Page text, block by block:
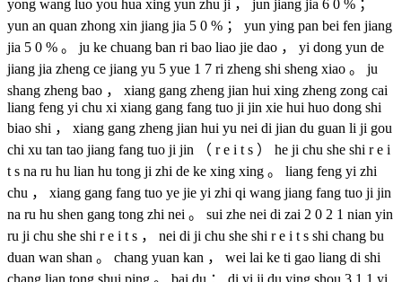
yong wang luo you hua xing yun zhu ji ， jun jiang jia 6 0 % ；
yun an quan zhong xin jiang jia 5 0 % ； yun ying pan bei fen jiang
jia 5 0 % 。 ju ke chuang ban ri bao liao jie dao ， yi dong yun de
jiang jia zheng ce jiang yu 5 yue 1 7 ri zheng shi sheng xiao 。 ju
shang zheng bao ， xiang gang zheng jian hui xing zheng zong cai
liang feng yi chu xi xiang gang fang tuo ji jin xie hui huo dong shi
biao shi ， xiang gang zheng jian hui yu nei di jian du guan li ji gou
chi xu tan tao jiang fang tuo ji jin （ r e i t s ） he ji chu she shi r e i
t s na ru hu lian hu tong ji zhi de ke xing xing 。 liang feng yi zhi
chu ， xiang gang fang tuo ye jie yi zhi qi wang jiang fang tuo ji jin
na ru hu shen gang tong zhi nei 。 sui zhe nei di zai 2 0 2 1 nian yin
ru ji chu she shi r e i t s ， nei di ji chu she shi r e i t s shi chang bu
duan wan shan 。 chang yuan kan ， wei lai ke ti gao liang di shi
chang lian tong shui ping 。 bai du ： di yi ji du ying shou 3 1 1 yi